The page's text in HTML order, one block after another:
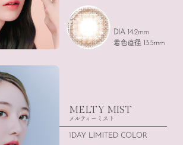
MELTY MIST
メルティーミスト